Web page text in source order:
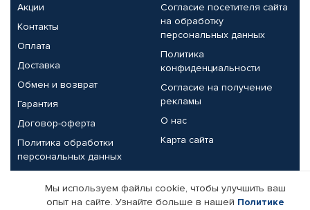
Акции
Контакты
Оплата
Доставка
Обмен и возврат
Гарантия
Договор-оферта
Политика обработки
персональных данных
Согласие посетителя сайта
на обработку
персональных данных
Политика
конфиденциальности
Согласие на получение
рекламы
О нас
Карта сайта
Партнерам
Мы используем файлы cookie, чтобы улучшить ваш
опыт на сайте. Узнайте больше в нашей Политике